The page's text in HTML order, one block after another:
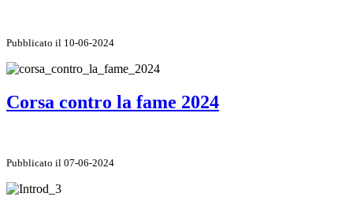
Pubblicato il 10-06-2024
Corsa contro la fame 2024
Pubblicato il 07-06-2024